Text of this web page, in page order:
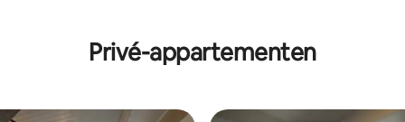
Privé-appartementen